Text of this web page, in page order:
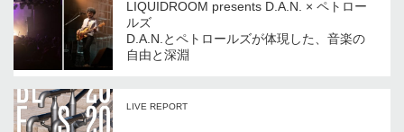
LIQUIDROOM presents D.A.N. × ペトロー
ルズ
D.A.N.とペトロールズが体現した、音楽の
自由と深淵
LIVE REPORT